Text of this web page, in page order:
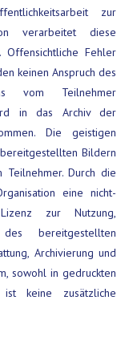
zur
verarbeitet diese
Fehler
keinen Anspruch des
vom Teilnehmer
in das Archiv der
Die geistigen
Bildern
Durch die
eine nicht-
zur Nutzung,
bereitgestellten
Archivierung und
sowohl in gedruckten
keine zusätzliche